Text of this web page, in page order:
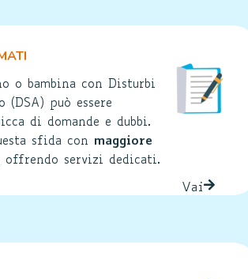
o bambina con Disturbi
(DSA) può essere
di domande e dubbi.
sfida con maggiore
offrendo servizi dedicati.
Vai